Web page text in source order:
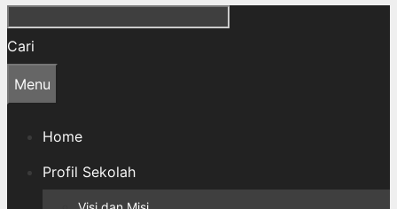
Cari
Menu
Home
Profil Sekolah